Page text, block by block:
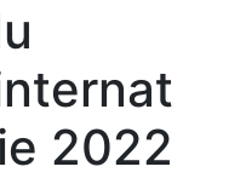
2022